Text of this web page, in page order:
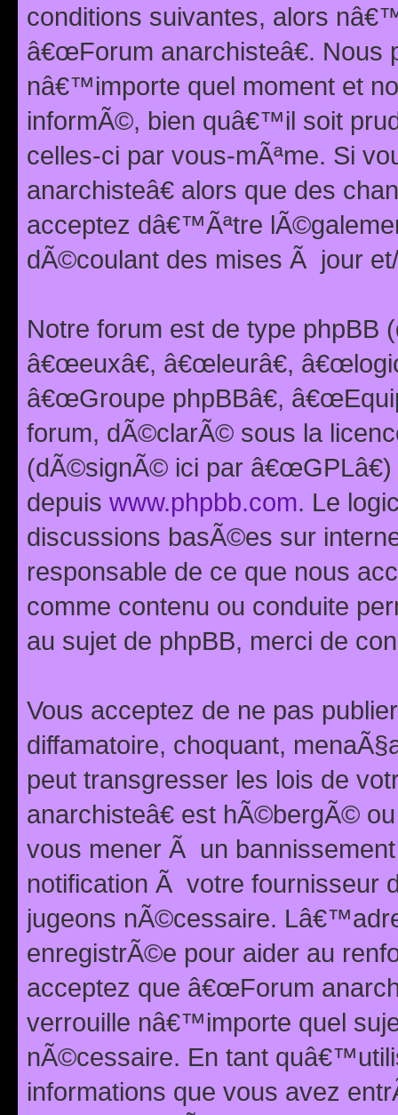
conditions suivantes, alors
â€œForum anarchisteâ€.
nâ€™importe quel moment et
informÃ©, bien quâ€™il soit
celles-ci par vous-mÃªme. Si
anarchisteâ€ alors que des
acceptez dâ€™Ãªtre
dÃ©coulant des mises Ã jour
Notre forum est de type phpBB
â€œeuxâ€, â€œleurâ€,
â€œGroupe phpBBâ€,
forum, dÃ©clarÃ© sous la
(dÃ©signÃ© ici par
depuis www.phpbb.com. Le
discussions basÃ©es sur
responsable de ce que nous
comme contenu ou conduite
au sujet de phpBB, merci de
Vous acceptez de ne pas
diffamatoire, choquant,
peut transgresser les lois de
anarchisteâ€ est hÃ©bergÃ©
vous mener Ã un
notification Ã votre fournisseur
jugeons nÃ©cessaire.
enregistrÃ©e pour aider au
acceptez que â€œForum
verrouille nâ€™importe quel
nÃ©cessaire. En tant
informations que vous avez